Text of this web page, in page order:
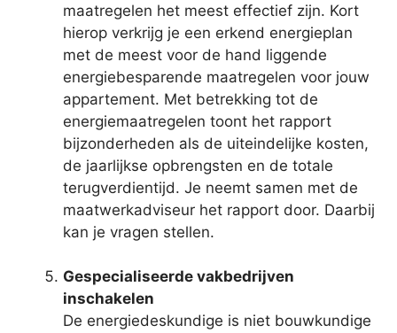
maatregelen het meest effectief zijn. Kort
hierop verkrijg je een erkend energieplan
met de meest voor de hand liggende
energiebesparende maatregelen voor jouw
appartement. Met betrekking tot de
energiemaatregelen toont het rapport
bijzonderheden als de uiteindelijke kosten,
de jaarlijkse opbrengsten en de totale
terugverdientijd. Je neemt samen met de
maatwerkadviseur het rapport door. Daarbij
kan je vragen stellen.
Gespecialiseerde vakbedrijven
inschakelen
De energiedeskundige is niet bouwkundige